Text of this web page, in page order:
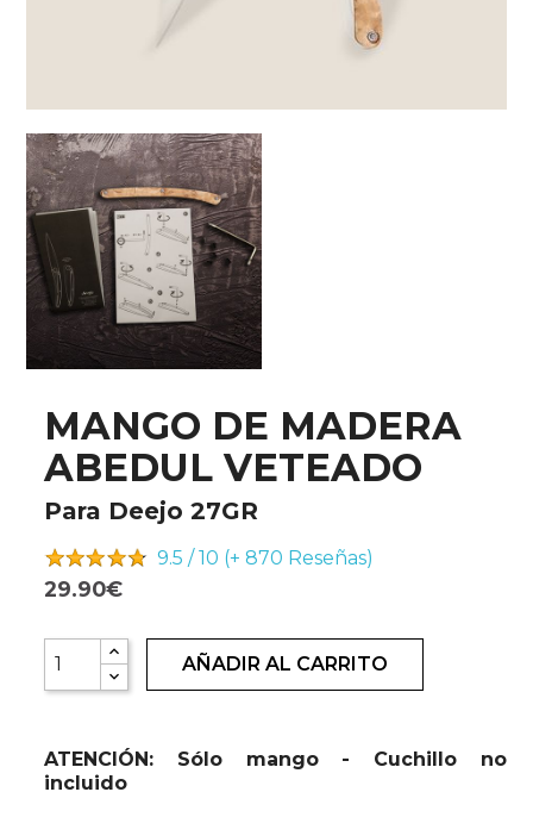
MANGO DE MADERA
ABEDUL VETEADO
Para Deejo 27GR
9.5 / 10 (+ 870 Reseñas)
29.90€
AÑADIR AL CARRITO
ATENCIÓN: Sólo mango - Cuchillo no
incluido